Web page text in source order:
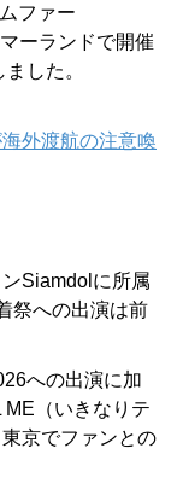
ファー
ーランドで開催
した。
外渡航の注意喚
Siamdolに所属
祭への出演は前
への出演に加
（いきなりテ
京でファンとの